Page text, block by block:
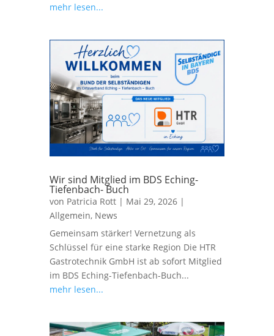
mehr lesen...
Wir sind Mitglied im BDS Eching-
Tiefenbach- Buch
von Patricia Rott| Mai 29, 2026|
Allgemein, News
Gemeinsam stärker! Vernetzung als
Schlüssel für eine starke Region Die HTR
Gastrotechnik GmbH ist ab sofort Mitglied
im BDS Eching-Tiefenbach-Buch...
mehr lesen...